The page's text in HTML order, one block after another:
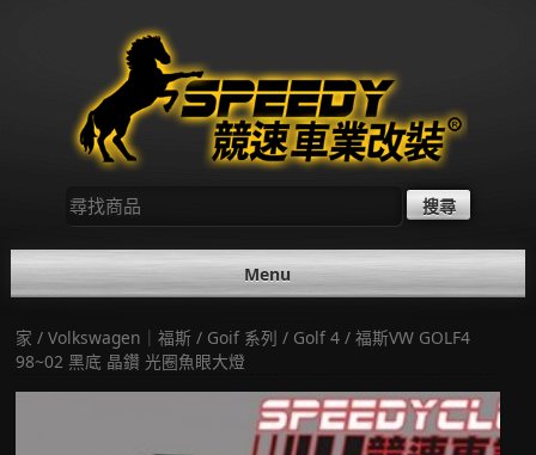
尋
找：
Menu
家 / Volkswagen｜福斯/ Goif 系列 / Golf 4/ 福斯VW GOLF4
98~02 黑底 晶鑽 光圈魚眼大燈